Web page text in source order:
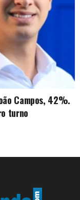
Campos, 42%.
turno